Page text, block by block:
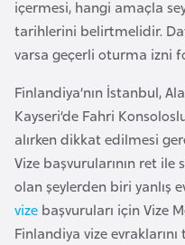
içermesi, hangi amaçla
tarihlerini belirtmelidir.
varsa geçerli oturma izni
Finlandiya’nın İstanbul,
Kayseri’de Fahri
alırken dikkat edilmesi
Vize başvurularının ret
olan şeylerden biri yanlış
vize başvuruları için Vize
Finlandiya vize
B
a
g
l
a
d
e
ş